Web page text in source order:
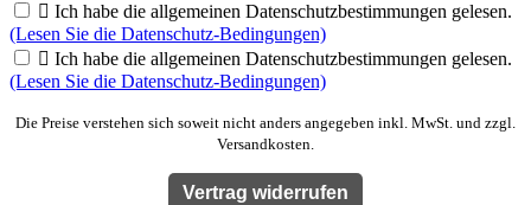
 Ich habe die allgemeinen Datenschutzbestimmungen gelesen.
(Lesen Sie die Datenschutz-Bedingungen)
 Ich habe die allgemeinen Datenschutzbestimmungen gelesen.
(Lesen Sie die Datenschutz-Bedingungen)
Die Preise verstehen sich soweit nicht anders angegeben inkl. MwSt. und zzgl.
Versandkosten.
Vertrag widerrufen